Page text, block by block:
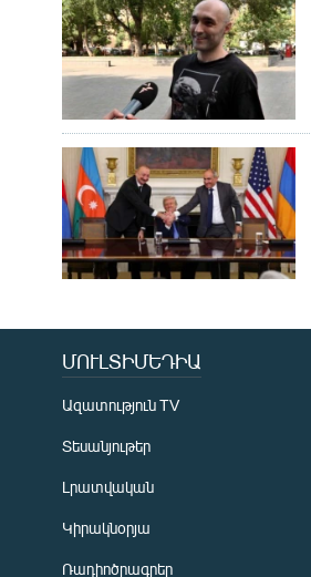
ՄՈՒԼՏԻՄԵԴԻԱ
Ազատություն TV
Տեսանյութեր
Լրատվական
Կիրակնօրյա
Ռադիոծրագրեր